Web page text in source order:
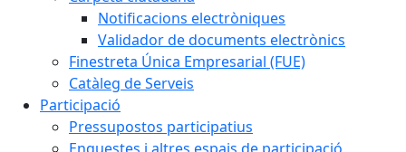
Notificacions electròniques
Validador de documents electrònics
Finestreta Única Empresarial (FUE)
Catàleg de Serveis
Participació
Pressupostos participatius